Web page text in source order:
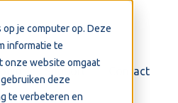
je computer op. Deze
informatie te
onze website omgaat
deze
te verbeteren en
Support Contact